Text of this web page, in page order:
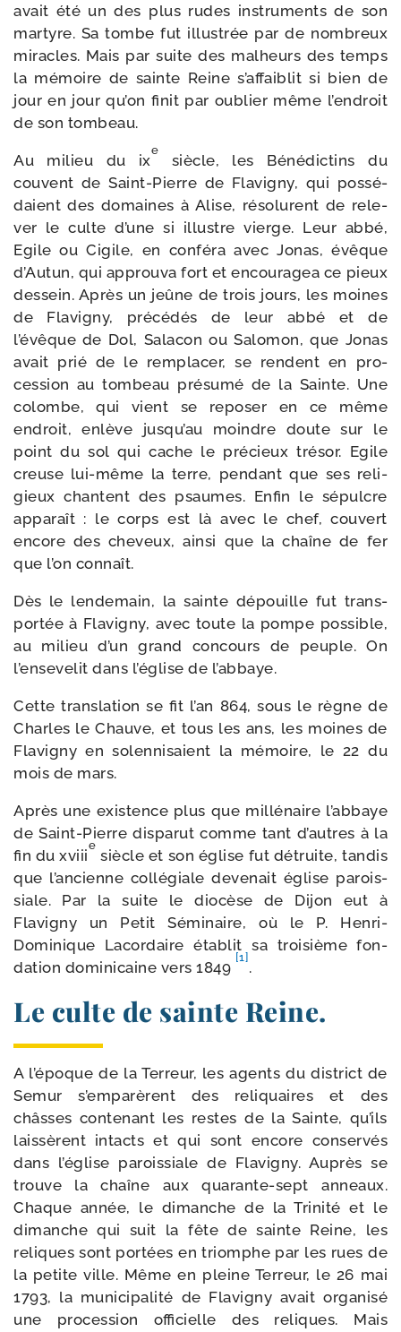
avait été un des plus rudes ins­tru­ments de son
mar­tyre. Sa tombe fut illus­trée par de nom­breux
miracles. Mais par suite des mal­heurs des temps
la mémoire de sainte Reine s’affaiblit si bien de
jour en jour qu’on finit par oublier même l’endroit
de son tombeau.
Au milieu du ix
e
siècle, les Bénédictins du
couvent de Saint-​Pierre de Flavigny, qui pos­sé­
daient des domaines à Alise, réso­lurent de rele­
ver le culte d’une si illustre vierge. Leur abbé,
Egile ou Cigile, en confé­ra avec Jonas, évêque
d’Autun, qui approu­va fort et encou­ragea ce pieux
des­sein. Après un jeûne de trois jours, les moines
de Flavigny, pré­cé­dés de leur abbé et de
l’évêque de Dol, Salacon ou Salomon, que Jonas
avait prié de le rem­pla­cer, se rendent en pro­
cession au tom­beau pré­su­mé de la Sainte. Une
colombe, qui vient se repo­ser en ce même
endroit, enlève jusqu’au moindre doute sur le
point du sol qui cache le pré­cieux tré­sor. Egile
creuse lui-​même la terre, pen­dant que ses reli­
gieux chantent des psaumes. Enfin le sépulcre
appa­raît : le corps est là avec le chef, cou­vert
encore des che­veux, ain­si que la chaîne de fer
que l’on connaît.
Dès le len­de­main, la sainte dépouille fut trans­
por­tée à Flavigny, avec toute la pompe pos­sible,
au milieu d’un grand concours de peuple. On
l’ensevelit dans l’église de l’abbaye.
Cette trans­la­tion se fit l’an 864, sous le règne de
Charles le Chauve, et tous les ans, les moines de
Flavigny en solen­ni­saient la mémoire, le 22 du
mois de mars.
Après une exis­tence plus que mil­lé­naire l’abbaye
de Saint-​Pierre dis­pa­rut comme tant d’autres à la
fin du xviii
e
siècle et son église fut détruite, tan­dis
que l’ancienne col­lé­giale deve­nait église parois­
siale. Par la suite le dio­cèse de Dijon eut à
Flavigny un Petit Séminaire, où le P. Henri-​
Dominique Lacordaire éta­blit sa troi­sième fon­
dation domi­ni­caine vers 1849
[1]
.
Le culte de sainte Reine.
A l’époque de la Terreur, les agents du dis­trict de
Semur s’em­parèrent des reli­quaires et des
châsses conte­nant les restes de la Sainte, qu’ils
lais­sèrent intacts et qui sont encore conser­vés
dans l’église parois­siale de Flavigny. Auprès se
trouve la chaîne aux quarante-​sept anneaux.
Chaque année, le dimanche de la Trinité et le
dimanche qui suit la fête de sainte Reine, les
reliques sont por­tées en triomphe par les rues de
la petite ville. Même en pleine Terreur, le 26 mai
1793, la muni­ci­pa­li­té de Flavigny avait orga­ni­sé
une pro­ces­sion offi­cielle des reliques. Mais